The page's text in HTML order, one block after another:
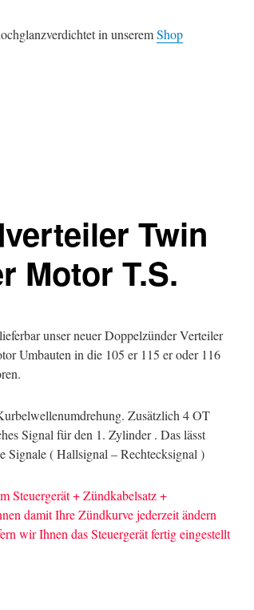
in unseremShop
Twin
Motor T.S.
unser neuer Doppelzünder Verteiler
Umbauten in die 105 er 115 er oder 116
Zusätzlich 4 OT
Signal für den 1. Zylinder . Das lässt
Signale ( Hallsignal – Rechtecksignal )
Steuergerät + Zündkabelsatz +
damit Ihre Zündkurve jederzeit ändern
wir Ihnen das Steuergerät fertig eingestellt